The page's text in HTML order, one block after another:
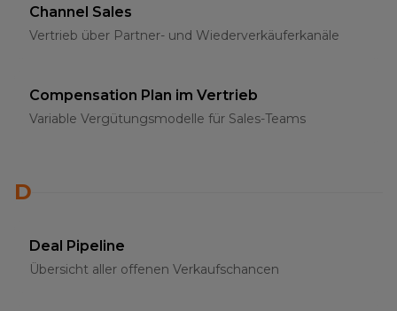
Channel Sales
Vertrieb über Partner- und Wiederverkäuferkanäle
Compensation Plan im Vertrieb
Variable Vergütungsmodelle für Sales-Teams
D
Deal Pipeline
Übersicht aller offenen Verkaufschancen